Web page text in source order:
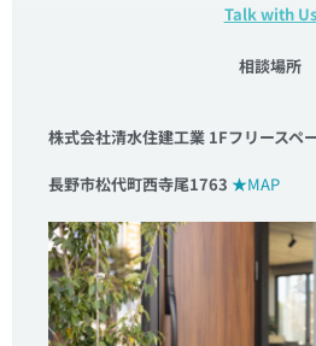
Talk with Us
相談場所
株式会社清水住建工業 1Fフリースペ
長野市松代町西寺尾1763 ★MAP